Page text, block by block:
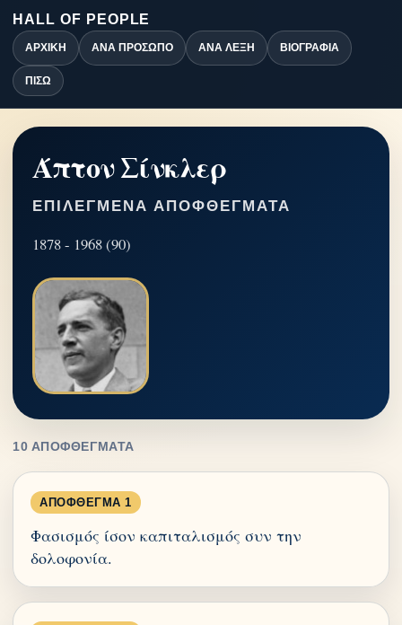
HALL OF PEOPLE
ΑΡΧΙΚΉ ΑΝΆ ΠΡΌΣΩΠΟ ΑΝΆ ΛΈΞΗ ΒΙΟΓΡΑΦΊΑ
ΠΊΣΩ
Άπτον Σίνκλερ
ΕΠΙΛΕΓΜΈΝΑ ΑΠΟΦΘΈΓΜΑΤΑ
1878 - 1968 (90)
10 ΑΠΟΦΘΈΓΜΑΤΑ
ΑΠΌΦΘΕΓΜΑ 1
Φασισμός ίσον καπιταλισμός συν την
δολοφονία.